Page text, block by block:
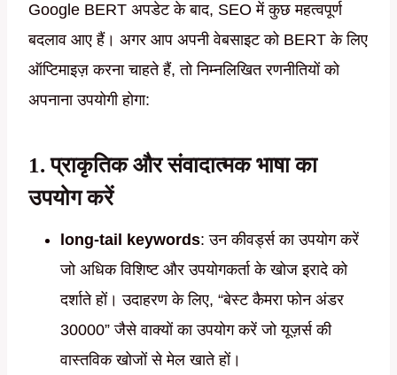
Google BERT अपडेट के बाद, SEO में कुछ महत्वपूर्ण
बदलाव आए हैं। अगर आप अपनी वेबसाइट को BERT के लिए
ऑप्टिमाइज़ करना चाहते हैं, तो निम्नलिखित रणनीतियों को
अपनाना उपयोगी होगा:
1.प्राकृतिक और संवादात्मक भाषा का
उपयोग करें
long-tail keywords: उन कीवर्ड्स का उपयोग करें
जो अधिक विशिष्ट और उपयोगकर्ता के खोज इरादे को
दर्शाते हों। उदाहरण के लिए, “बेस्ट कैमरा फोन अंडर
30000” जैसे वाक्यों का उपयोग करें जो यूज़र्स की
वास्तविक खोजों से मेल खाते हों।